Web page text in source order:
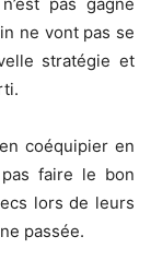
ne vont pas se
stratégie et
coéquipier en
faire le bon
lors de leurs
passée.